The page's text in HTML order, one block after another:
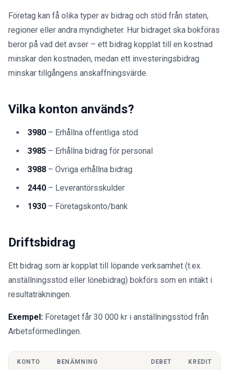
Företag kan få olika typer av bidrag och stöd från staten,
regioner eller andra myndigheter. Hur bidraget ska bokföras
beror på vad det avser – ett bidrag kopplat till en kostnad
minskar den kostnaden, medan ett investeringsbidrag
minskar tillgångens anskaffningsvärde.
Vilka konton används?
3980 – Erhållna offentliga stöd
3985 – Erhållna bidrag för personal
3988 – Övriga erhållna bidrag
2440 – Leverantörsskulder
1930 – Företagskonto/bank
Driftsbidrag
Ett bidrag som är kopplat till löpande verksamhet (t.ex.
anställningsstöd eller lönebidrag) bokförs som en intäkt i
resultaträkningen.
Exempel: Företaget får 30 000 kr i anställningsstöd från
Arbetsförmedlingen.
KONTO BENÄMNING DEBET KREDIT